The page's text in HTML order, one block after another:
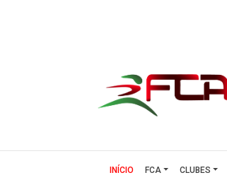
INÍCIO(CURRENT)
FCA CLUBES